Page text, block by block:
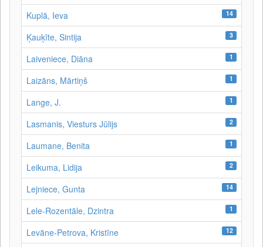
Kuplā, Ieva 14
Ķauķīte, Sintija 3
Laiveniece, Diāna 1
Laizāns, Mārtiņš 1
Lange, J. 1
Lasmanis, Viesturs Jūlijs 2
Laumane, Benita 1
Leikuma, Lidija 2
Lejniece, Gunta 14
Lele-Rozentāle, Dzintra 1
Levāne-Petrova, Kristīne 12